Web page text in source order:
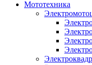
Мототехника